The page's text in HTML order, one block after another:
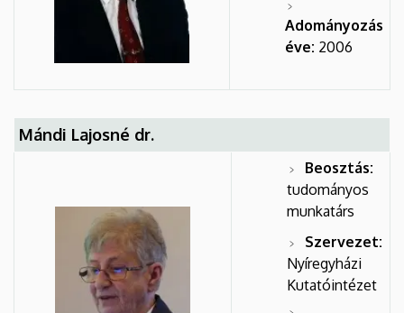
Adományozás
éve: 2006
Mándi Lajosné dr.
Beosztás:
tudományos
munkatárs
Szervezet:
Nyíregyházi
Kutatóintézet